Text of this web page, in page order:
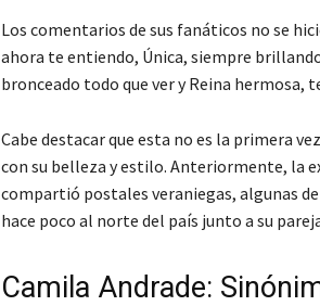
Los comentarios de sus fanáticos no se
ahora te entiendo, Única, siempre
bronceado todo que veryReina hermosa,
Cabe destacar que esta no es la primera
con su belleza y estilo. Anteriormente, la
compartió postales veraniegas, algunas
hace poco al norte del país junto a su
Camila Andrade: